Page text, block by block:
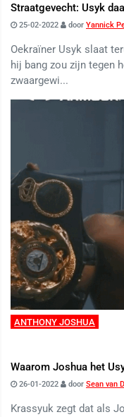
Straatgevecht: Usyk
25-02-2022 door Yannick
Oekraïner Usyk slaat
hij bang zou zijn tegen
zwaargewi...
ANTHONY JOSHUA
Waarom Joshua het
26-01-2022 door Sean van
Krassyuk zegt dat als